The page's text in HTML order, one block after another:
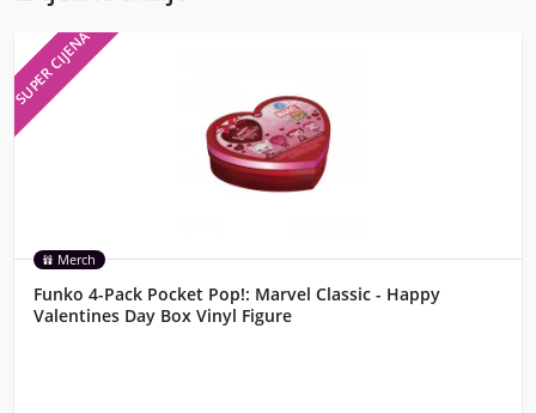
SUPER CIJENA
Merch
Funko 4-Pack Pocket Pop!: Marvel Classic - Happy
Valentines Day Box Vinyl Figure